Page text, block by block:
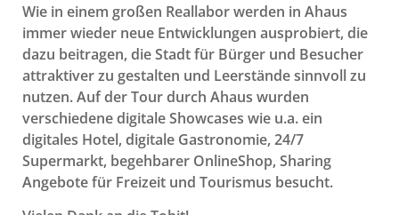
Wie in einem großen Reallabor werden in Ahaus
immer wieder neue Entwicklungen ausprobiert, die
dazu beitragen, die Stadt für Bürger und Besucher
attraktiver zu gestalten und Leerstände sinnvoll zu
nutzen. Auf der Tour durch Ahaus wurden
verschiedene digitale Showcases wie u.a. ein
digitales Hotel, digitale Gastronomie, 24/7
Supermarkt, begehbarer OnlineShop, Sharing
Angebote für Freizeit und Tourismus besucht.